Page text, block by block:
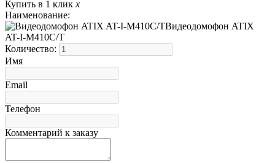
Купить в 1 клик x
Наименование:
Видеодомофон ATIX
AT-I-М410C/T
Количество:
Имя
Email
Телефон
Комментарий к заказу